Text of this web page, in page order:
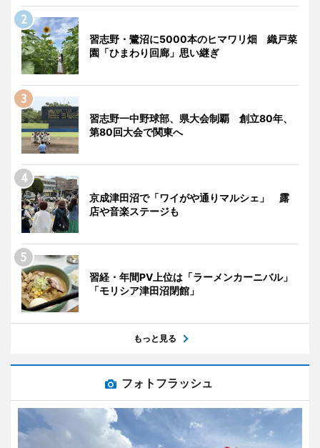
習志野・鷺沼に5000本のヒマワリ畑 織戸菜
園「ひまわり回廊」思い継ぎ
習志野一中野球部、県大会制覇 創立80年、
第80回大会で関東へ
京成津田沼で「ワイがや通りマルシェ」 露
店や音楽ステージも
習経・年間PV上位は「ラーメンカーニバル」
「モリシア津田沼閉館」
もっと見る
フォトフラッシュ